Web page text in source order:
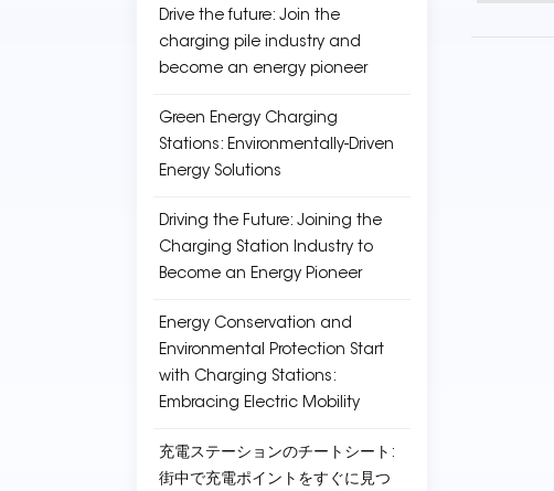
Drive the future: Join the
charging pile industry and
become an energy pioneer
Green Energy Charging
Stations: Environmentally-Driven
Energy Solutions
Driving the Future: Joining the
Charging Station Industry to
Become an Energy Pioneer
Energy Conservation and
Environmental Protection Start
with Charging Stations:
Embracing Electric Mobility
充電ステーションのチートシート:
街中で充電ポイントをすぐに見つ